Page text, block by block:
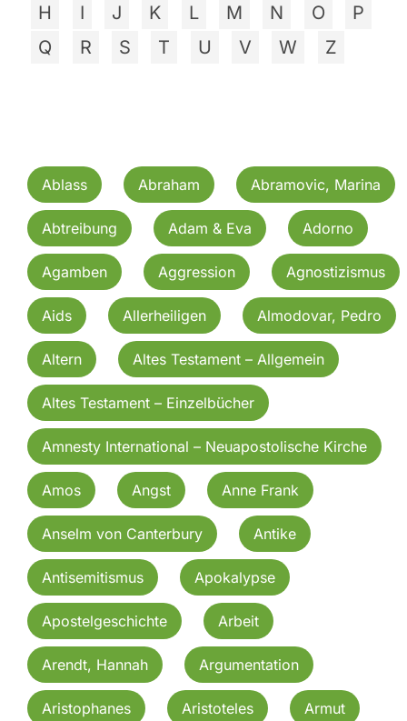
H
I J K L M N O
P
Q
R S T U V W Z
Ablass Abraham Abramovic, Marina
Abtreibung Adam & Eva Adorno
Agamben Aggression Agnostizismus
Aids Allerheiligen Almodovar, Pedro
Altern Altes Testament – Allgemein
Altes Testament – Einzelbücher
Amnesty International – Neuapostolische Kirche
Amos Angst Anne Frank
Anselm von Canterbury Antike
Antisemitismus Apokalypse
Apostelgeschichte Arbeit
Arendt, Hannah Argumentation
Aristophanes Aristoteles Armut